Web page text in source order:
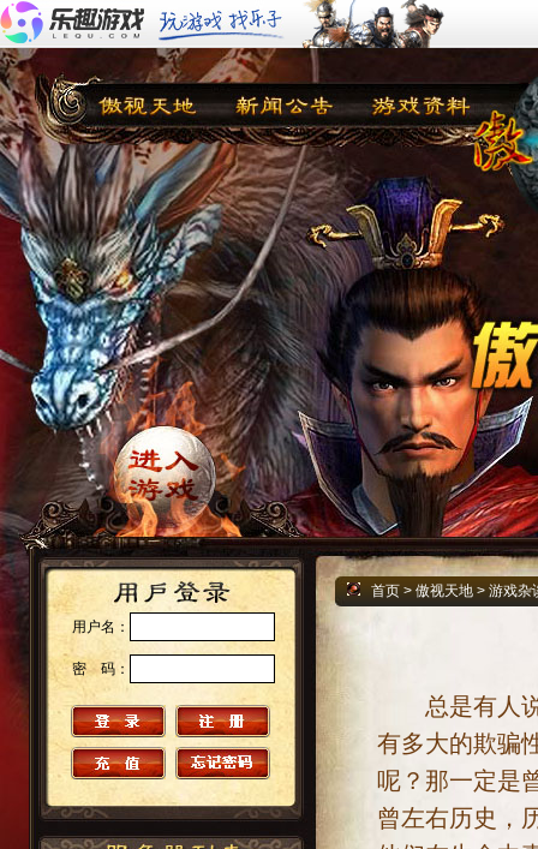
用户名：
密 码：
首页 > 傲视天地 > 游戏杂
总是有人说
有多大的欺骗
呢？那一定是
曾左右历史，